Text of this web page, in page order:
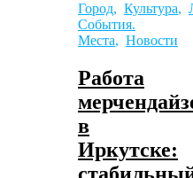
Город, Культура,
События.
Места, Новости
Работа
в
Иркутске: